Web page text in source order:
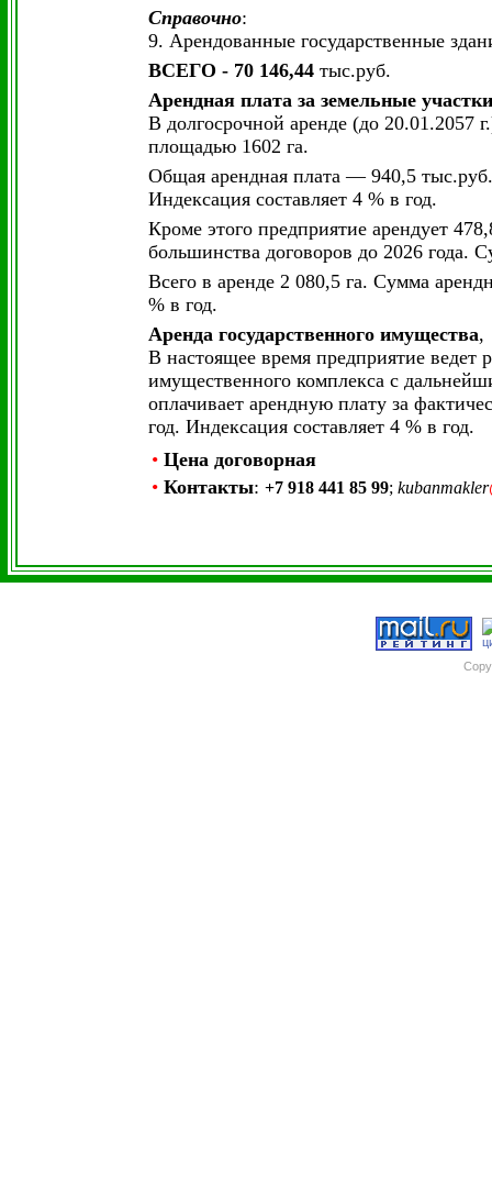
Справочно:
9. Арендованные государственные
ВСЕГО - 70 146,44 тыс.руб.
Арендная плата за земельные участки
В долгосрочной аренде (до 20.01.2057
площадью 1602 га.
Общая арендная плата — 940,5
Индексация составляет 4 % в год.
Кроме этого предприятие арендует
большинства договоров до 2026 года.
Всего в аренде 2 080,5 га. Сумма
% в год.
Аренда государственного имущества,
В настоящее время предприятие ведет
имущественного комплекса с
оплачивает арендную плату за
год. Индексация составляет 4 % в год.
• Цена договорная
• Контакты: +7 918 441 85 99; kubanmakler